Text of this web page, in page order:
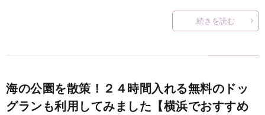
続きを読む
海の公園を散策！２４時間入れる無料のドッ
グランも利用してみました【横浜でおすすめ